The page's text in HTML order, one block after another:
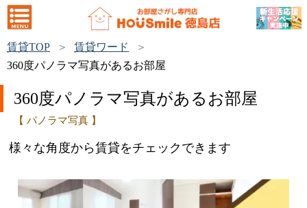
賃貸TOP
賃貸ワード
360度パノラマ写真があるお部屋
360度パノラマ写真があるお部屋
【 パノラマ写真 】
様々な角度から賃貸をチェックできます